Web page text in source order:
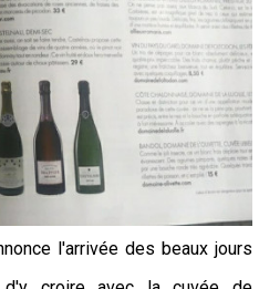
l'arrivée des beaux jours